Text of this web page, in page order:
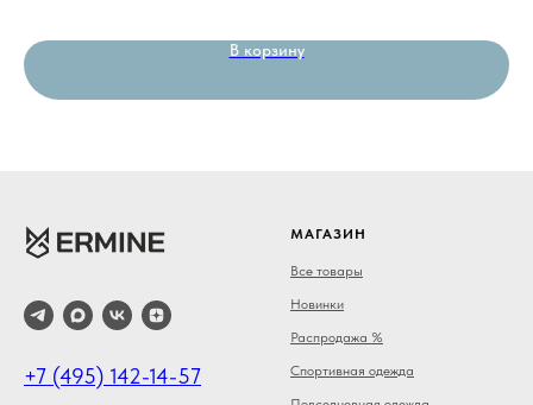
В корзину
+7 (495) 142-14-57
МАГАЗИН
Все товары
Новинки
Распродажа %
Спортивная одежда